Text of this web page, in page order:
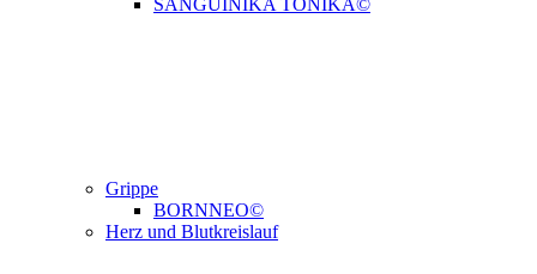
SANGUINIKA TONIKA©
Grippe
BORNNEO©
Herz und Blutkreislauf